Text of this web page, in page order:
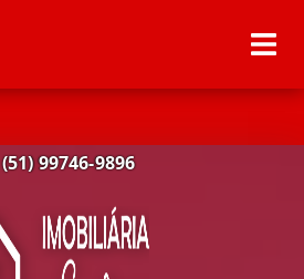
(51) 99746-9896